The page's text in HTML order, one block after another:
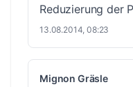
Reduzierung der
13.08.2014, 08:23
Mignon Gräsle